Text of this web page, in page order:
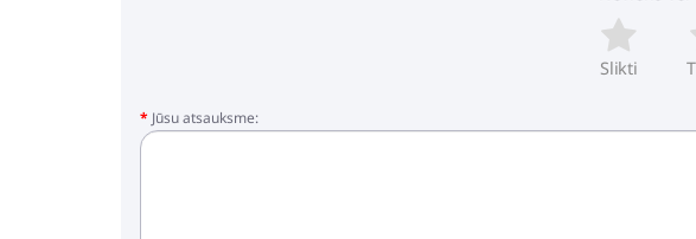
* Fotoattēli ir tikai kā piemērs, kas ir paredzēti produkta
nosaukumā.
Slikti
Jūsu atsauksme: